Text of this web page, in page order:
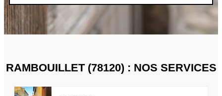
RAMBOUILLET (78120) : NOS SERVICES